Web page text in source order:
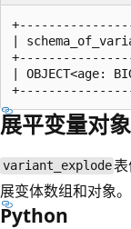
|
| OBJECT<age:
展平变量对
variant_explode
展变体数组和对象。
Python